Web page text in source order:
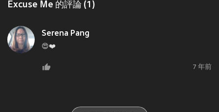
Excuse Me 的評論 (1)
Serena Pang
😍❤️
7 年前